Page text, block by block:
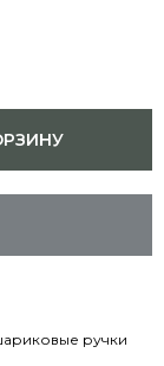
ручки